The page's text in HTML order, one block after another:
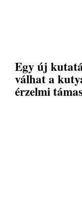
Egy új
válhat a
érzelmi